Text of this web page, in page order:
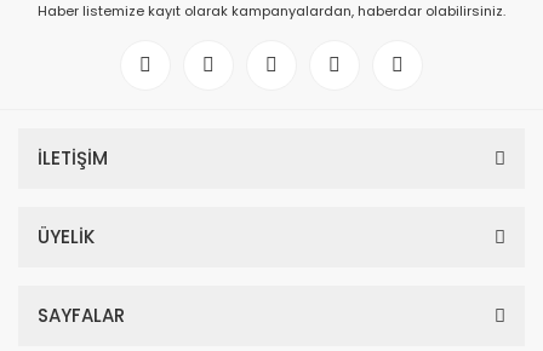
Haber listemize kayıt olarak kampanyalardan, haberdar olabilirsiniz.
İLETİŞİM
ÜYELİK
SAYFALAR